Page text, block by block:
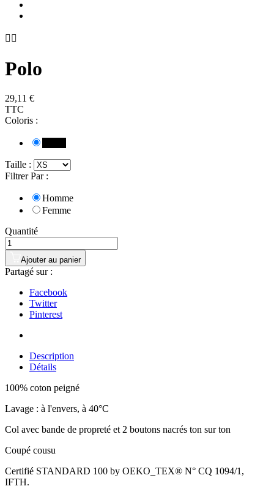
 
Polo
29,11 €
TTC
Coloris :
Taille :
Filtrer Par :
Homme
Femme
Quantité
Ajouter au panier
Partagé sur :
Facebook
Twitter
Pinterest
Description
Détails
100% coton peigné
Lavage : à l'envers, à 40°C
Col avec bande de propreté et 2 boutons nacrés ton sur ton
Coupé cousu
Certifié STANDARD 100 by OEKO_TEX® N° CQ 1094/1,
IFTH.